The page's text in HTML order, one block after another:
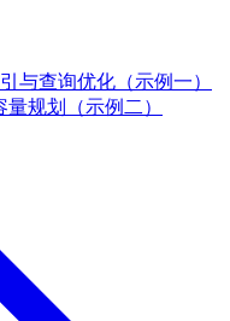
与查询优化（示例一）
规划（示例二）